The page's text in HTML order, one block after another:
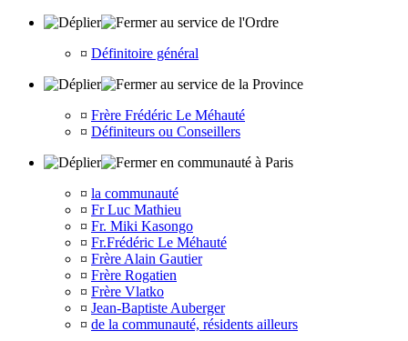
au service de l'Ordre
¤ Définitoire général
au service de la Province
¤ Frère Frédéric Le Méhauté
¤ Définiteurs ou Conseillers
en communauté à Paris
¤ la communauté
¤ Fr Luc Mathieu
¤ Fr. Miki Kasongo
¤ Fr.Frédéric Le Méhauté
¤ Frère Alain Gautier
¤ Frère Rogatien
¤ Frère Vlatko
¤ Jean-Baptiste Auberger
¤ de la communauté, résidents ailleurs